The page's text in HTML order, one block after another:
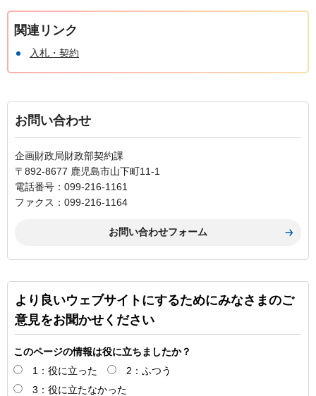
関連リンク
入札・契約
お問い合わせ
企画財政局財政部契約課
〒892-8677 鹿児島市山下町11-1
電話番号：099-216-1161
ファクス：099-216-1164
より良いウェブサイトにするためにみなさまのご
意見をお聞かせください
このページの情報は役に立ちましたか？
1：役に立った
2：ふつう
3：役に立たなかった